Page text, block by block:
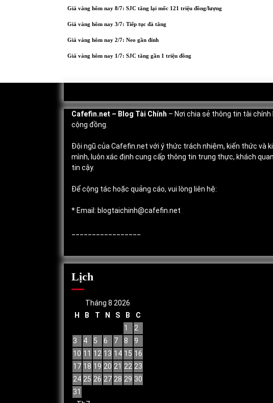
Giá vàng hôm nay 8/7: SJC tăng lại mốc 121 triệu đồng/lượng
Giá vàng hôm nay 3/7: Tiếp tục đà tăng
Giá vàng hôm nay 2/7: Neo gần đỉnh
Giá vàng hôm nay 1/7: SJC tăng gần 1 triệu đồng
Cafefin.net – Blog Tài Chính – Nơi chia sẻ thông tin tài chính
cộng đồng.
Đội ngũ của Cafefin.net với ý thức trách nhiệm, kiến thức và
mình, luôn xác định cung cấp thông tin trung thực, khách
tin cậy.
Để cộng tác hoặc quảng cáo, vui lòng liên hệ:
* Email: blogtaichinh@cafefin.net
Lịch
Tháng 8 2026
H
B T N S B
C
1
2
3
4 5 6 7 8
9
10 11 12 13 14 15 16
17 18 19 20 21 22 23
24 25 26 27 28 29 30
31